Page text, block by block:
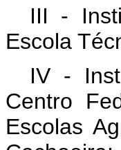
III -
Escola
IV -
Centro
Escolas